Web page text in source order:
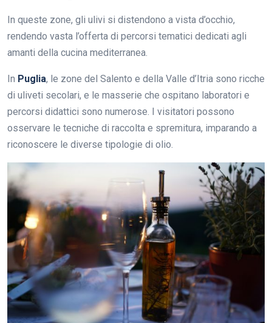
In queste zone, gli ulivi si distendono a vista d’occhio,
rendendo vasta l’offerta di percorsi tematici dedicati agli
amanti della cucina mediterranea.
In Puglia, le zone del Salento e della Valle d’Itria sono ricche
di uliveti secolari, e le masserie che ospitano laboratori e
percorsi didattici sono numerose. I visitatori possono
osservare le tecniche di raccolta e spremitura, imparando a
riconoscere le diverse tipologie di olio.